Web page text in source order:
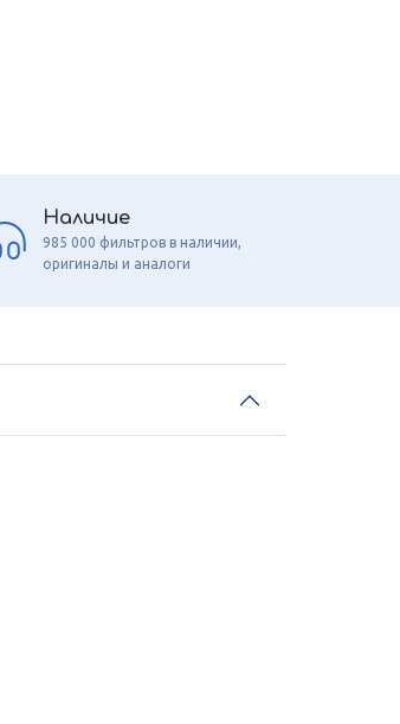
Наличие
985 000 фильтров в наличии,
оригиналы и аналоги